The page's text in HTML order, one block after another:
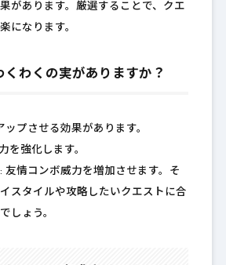
があります。厳選することで、クエ
になります。
くわくの実がありますか？
ップさせる効果があります。
を強化します。
: 友情コンボ威力を増加させます。そ
スタイルや攻略したいクエストに合
しょう。